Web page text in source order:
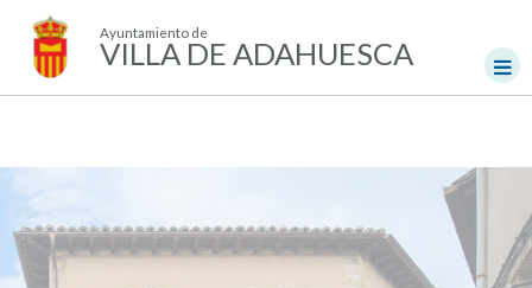
Ayuntamiento de
VILLA DE ADAHUESCA